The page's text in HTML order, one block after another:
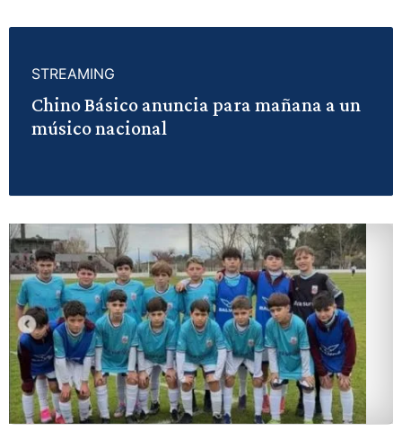
STREAMING
Chino Básico anuncia para mañana a un
músico nacional